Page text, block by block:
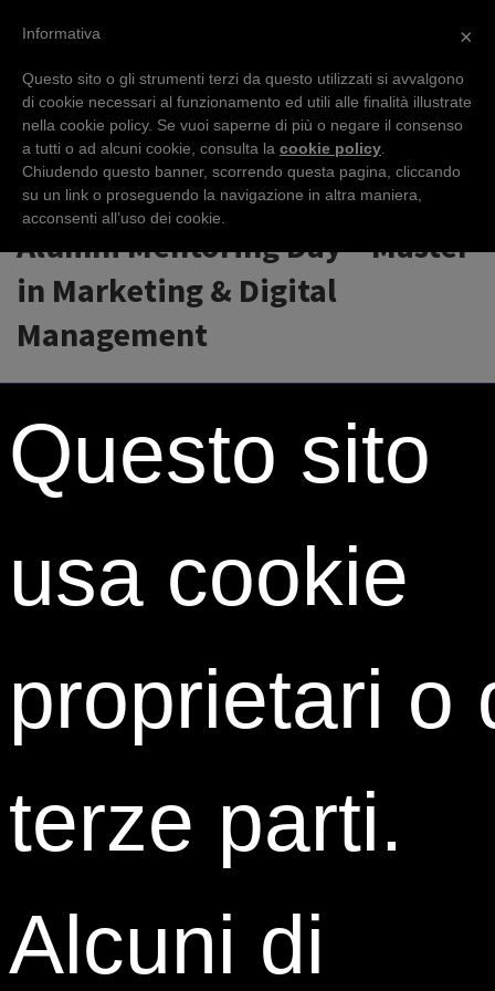
EVENTS
Alumni Mentoring Day – Master
in Marketing & Digital
Management
specializzazione che sviluppa le competenze
chiave per entrare da protagonista nel mondo del
marketing e del digital business?
Alumni del Master in Marketing & Digital
Management ai quali porre liberamente domande,
chiedere consigli, scambiare idee?
Questo sito
usa cookie
proprietari o
terze parti.
Alcuni di
×
Informativa
Questo sito o gli strumenti terzi da questo utilizzati si avvalgono
di cookie necessari al funzionamento ed utili alle finalità illustrate
nella cookie policy. Se vuoi saperne di più o negare il consenso
a tutti o ad alcuni cookie, consulta la cookie policy
Chiudendo questo banner, scorrendo questa pagina, cliccando
su un link o proseguendo la navigazione in altra maniera,
acconsenti all’uso dei cookie.